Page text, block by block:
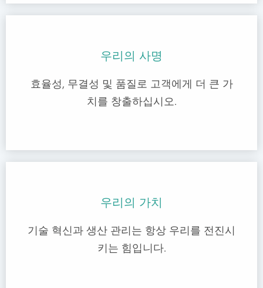
우리의 사명
효율성, 무결성 및 품질로 고객에게 더 큰 가
치를 창출하십시오.
우리의 가치
기술 혁신과 생산 관리는 항상 우리를 전진시
키는 힘입니다.